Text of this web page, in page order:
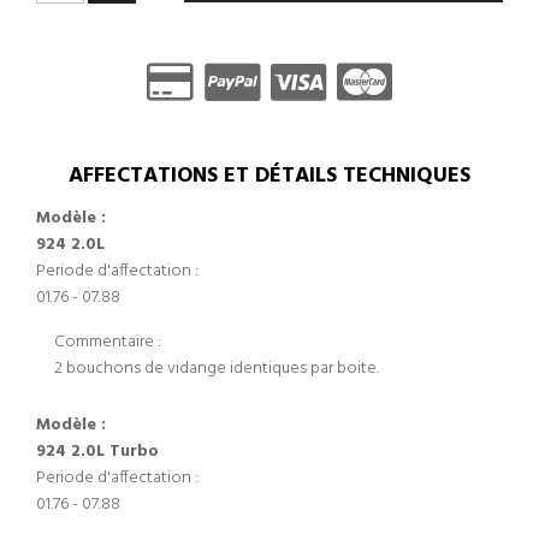
AFFECTATIONS ET DÉTAILS TECHNIQUES
Modèle :
924 2.0L
Periode d'affectation :
01.76 - 07.88
Commentaire :
2 bouchons de vidange identiques par boite.
Modèle :
924 2.0L Turbo
Periode d'affectation :
01.76 - 07.88